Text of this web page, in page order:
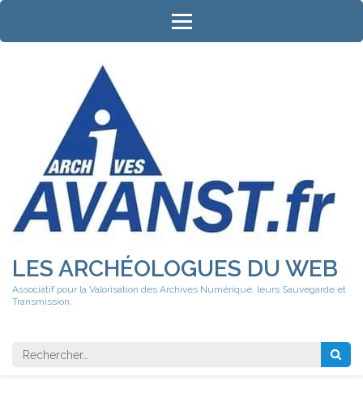
Aller
contenu
LES ARCHÉOLOGUES DU WEB
Associatif pour la Valorisation des Archives Numérique, leurs Sauvegarde et
Transmission.
Rechercher